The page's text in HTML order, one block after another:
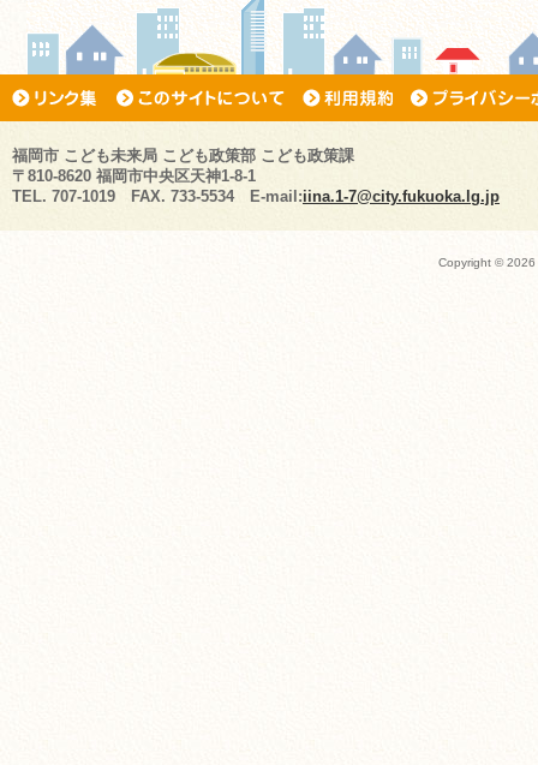
福岡市 こども未来局 こども政策部 こども政策課
〒810-8620 福岡市中央区天神1-8-1
TEL. 707-1019 FAX. 733-5534 E-mail:iina.1-7@city.fukuoka.lg.jp
Copyright ©2026